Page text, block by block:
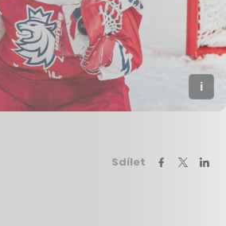
Sdílet